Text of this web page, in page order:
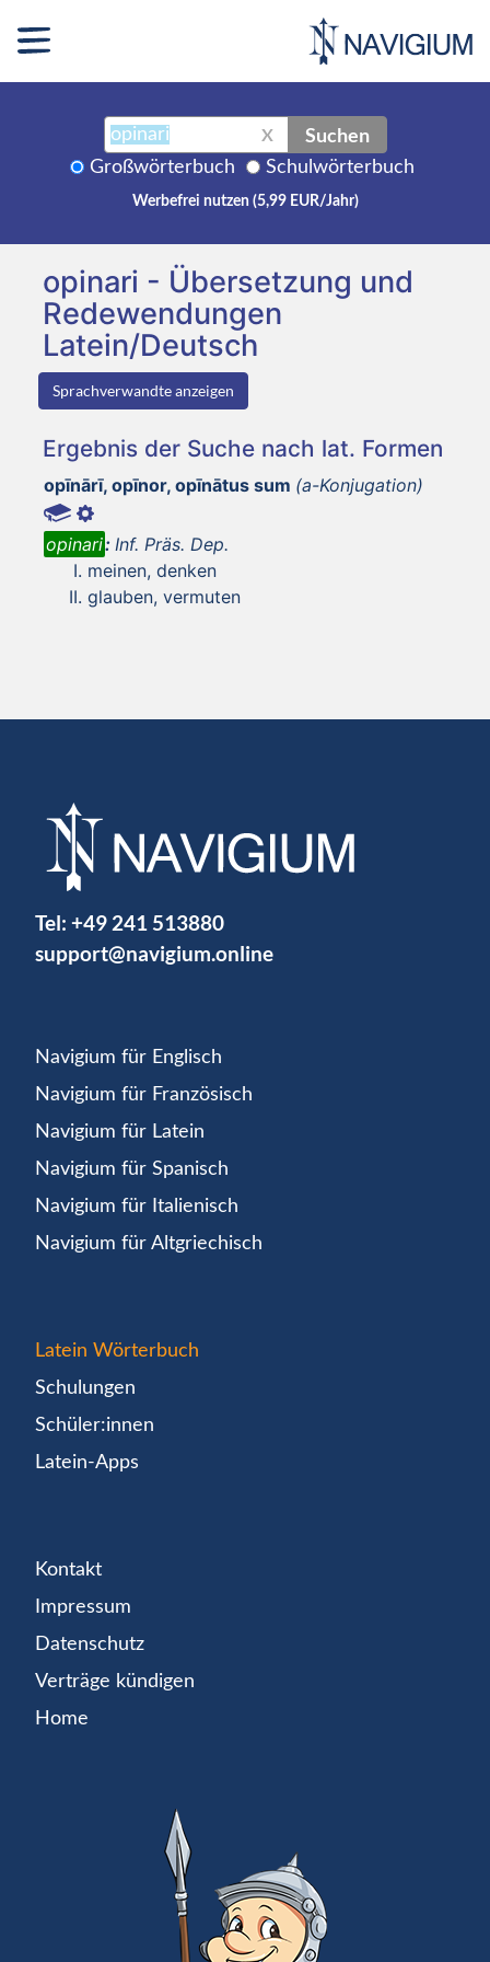
X Suchen
Großwörterbuch Schulwörterbuch
Werbefrei nutzen (5,99 EUR/Jahr)
opinari - Übersetzung und
Redewendungen
Latein/Deutsch
Sprachverwandte anzeigen
Ergebnis der Suche nach lat. Formen
opīnārī, opīnor, opīnātus sum (a-Konjugation)
opinari: Inf. Präs. Dep.
meinen, denken
glauben, vermuten
Tel: +49 241 513880
support@navigium.online
Navigium für Englisch
Navigium für Französisch
Navigium für Latein
Navigium für Spanisch
Navigium für Italienisch
Navigium für Altgriechisch
Latein Wörterbuch
Schulungen
Schüler:innen
Latein-Apps
Kontakt
Impressum
Datenschutz
Verträge kündigen
Home